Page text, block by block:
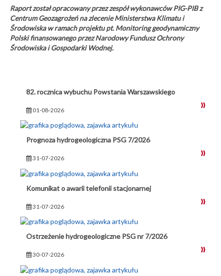
Raport został opracowany przez zespół wykonawców PIG-PIB z
Centrum Geozagrożeń na zlecenie Ministerstwa Klimatu i
Środowiska w ramach projektu pt. Monitoring geodynamiczny
Polski finansowanego przez Narodowy Fundusz Ochrony
Środowiska i Gospodarki Wodnej.
82. rocznica wybuchu Powstania Warszawskiego
01-08-2026
Prognoza hydrogeologiczna PSG 7/2026
31-07-2026
Komunikat o awarii telefonii stacjonarnej
31-07-2026
Ostrzeżenie hydrogeologiczne PSG nr 7/2026
30-07-2026